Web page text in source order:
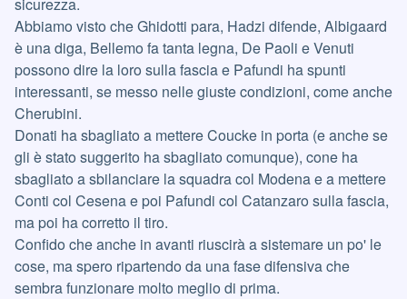
Abbiamo visto che Ghidotti para, Hadzi difende, Albigaard
è una diga, Bellemo fa tanta legna, De Paoli e Venuti
possono dire la loro sulla fascia e Pafundi ha spunti
interessanti, se messo nelle giuste condizioni, come anche
Cherubini.
Donati ha sbagliato a mettere Coucke in porta (e anche se
gli è stato suggerito ha sbagliato comunque), cone ha
sbagliato a sbilanciare la squadra col Modena e a mettere
Conti col Cesena e poi Pafundi col Catanzaro sulla fascia,
ma poi ha corretto il tiro.
Confido che anche in avanti riuscirà a sistemare un po' le
cose, ma spero ripartendo da una fase difensiva che
sembra funzionare molto meglio di prima.